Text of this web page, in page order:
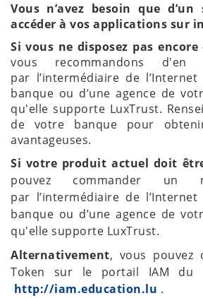
Vous n’avez besoin que
accéder à vos applications sur
Si vous ne disposez pas encore
vous recommandons d'en
par l’intermédiaire de
banque ou d’une agence de
qu'elle supporte LuxTrust.
de votre banque pour
avantageuses.
Si votre produit actuel doit
pouvez commander un
par l’intermédiaire de
banque ou d’une agence de
qu'elle supporte LuxTrust.
Alternativement, vous pouvez
Token sur le portail IAM du
http://iam.education.lu .